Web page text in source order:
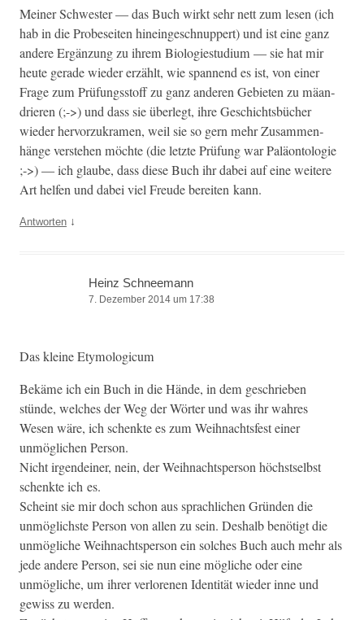
Mein­er Schwest­er — das Buch wirkt sehr nett zum lesen (ich
hab in die Probe­seit­en hineingeschnup­pert) und ist eine ganz
andere Ergänzung zu ihrem Biolo­gi­es­tudi­um — sie hat mir
heute ger­ade wieder erzählt, wie span­nend es ist, von ein­er
Frage zum Prü­fungsstoff zu ganz anderen Gebi­eten zu mäan­
dri­eren (;->) und dass sie über­legt, ihre Geschichts­büch­er
wieder her­vorzukra­men, weil sie so gern mehr Zusam­men­
hänge ver­ste­hen möchte (die let­zte Prü­fung war Paläon­tolo­gie
;->) — ich glaube, dass diese Buch ihr dabei auf eine weit­ere
Art helfen und dabei viel Freude bere­it­en kann.
Antworten ↓
Heinz Schneemann
7. Dezember 2014 um 17:38
Das kleine Etymologicum
Bekäme ich ein Buch in die Hände, in dem geschrieben
stünde, welch­es der Weg der Wörter und was ihr wahres
Wesen wäre, ich schenk­te es zum Wei­h­nachts­fest ein­er
unmöglichen Person.
Nicht irgen­dein­er, nein, der Wei­h­nachtsper­son höch­st­selb­st
schenk­te ich es.
Scheint sie mir doch schon aus sprach­lichen Grün­den die
unmöglich­ste Per­son von allen zu sein. Deshalb benötigt die
unmögliche Wei­h­nachtsper­son ein solch­es Buch auch mehr als
jede andere Per­son, sei sie nun eine mögliche oder eine
unmögliche, um ihrer ver­lore­nen Iden­tität wieder inne und
gewiss zu werden.